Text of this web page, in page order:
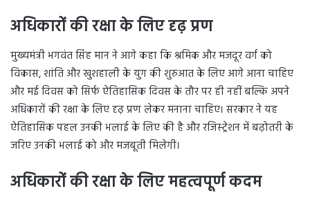
अधिकारों की रक्षा के लिए दृढ़ प्रण
मुख्यमंत्री भगवंत सिंह मान ने आगे कहा कि श्रमिक और मजदूर वर्ग को
विकास, शांति और खुशहाली के युग की शुरुआत के लिए आगे आना चाहिए
और मई दिवस को सिर्फ ऐतिहासिक दिवस के तौर पर ही नहीं बल्कि अपने
अधिकारों की रक्षा के लिए दृढ़ प्रण लेकर मनाना चाहिए। सरकार ने यह
ऐतिहासिक पहल उनकी भलाई के लिए की है और रजिस्ट्रेशन में बढ़ोतरी के
जरिए उनकी भलाई को और मजबूती मिलेगी।
अधिकारों की रक्षा के लिए महत्वपूर्ण कदम